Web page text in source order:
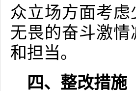
众立场方面考
无畏的奋斗激
和担当。
四、整改措施